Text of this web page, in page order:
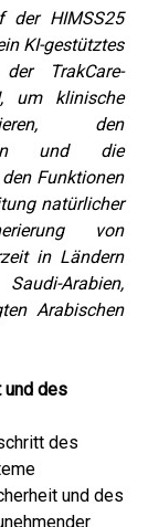
der HIMSS25
KI-gestütztes
TrakCare-
um klinische
den
und die
Funktionen
natürlicher
von
in Ländern
Arabien,
Arabischen
und des
des
und des